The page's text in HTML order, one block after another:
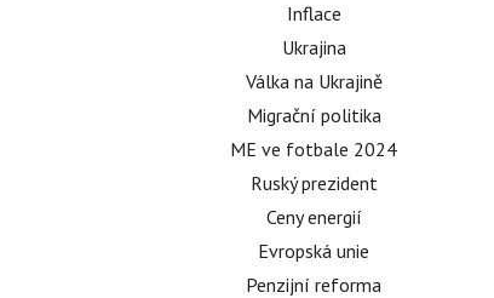
Inflace
Ukrajina
Válka na Ukrajině
Migrační politika
ME ve fotbale 2024
Ruský prezident
Ceny energií
Evropská unie
Penzijní reforma